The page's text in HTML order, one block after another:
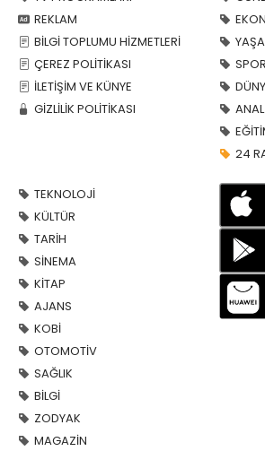
REKLAM
BİLGİ TOPLUMU HİZMETLERİ
ÇEREZ POLİTİKASI
İLETİŞİM VE KÜNYE
GİZLİLİK POLİTİKASI
SPOR
24
TEKNOLOJİ
KÜLTÜR
TARİH
SİNEMA
KİTAP
AJANS
KOBİ
OTOMOTİV
SAĞLIK
BİLGİ
ZODYAK
MAGAZİN